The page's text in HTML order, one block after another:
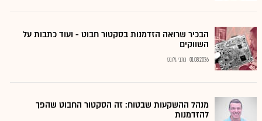
הבכיר שרואה הזדמנות בסקטור חבוט - ועוד כתבות על
השווקים
01.08.2026 כתבי גלובס
מנהל ההשקעות שבטוח: זה הסקטור החבוט שהפך
להזדמנות